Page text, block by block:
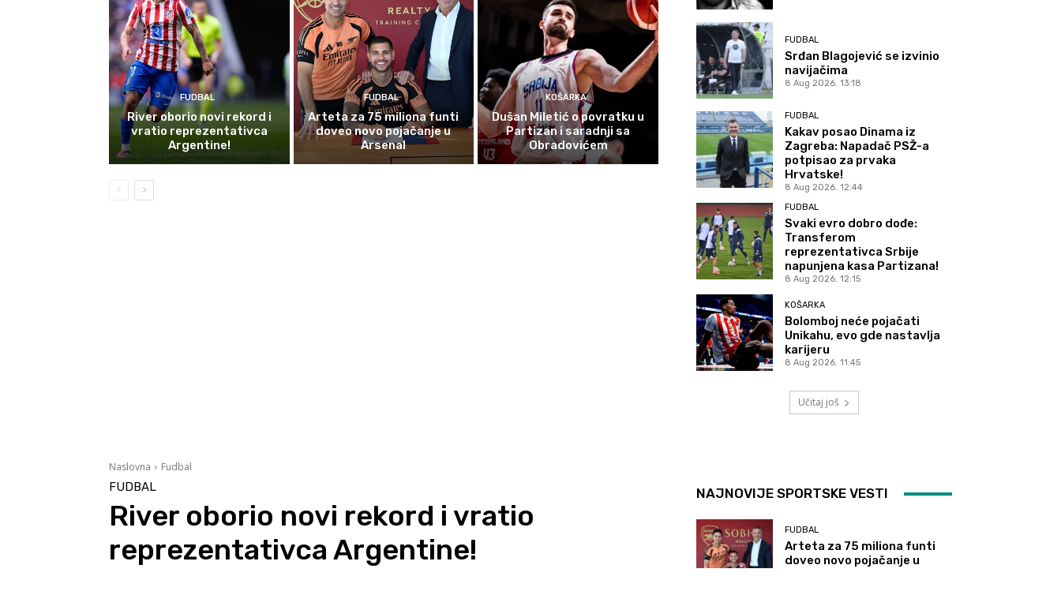
FUDBAL
River oborio novi rekord i
vratio reprezentativca
Argentine!
FUDBAL
Arteta za 75 miliona funti
doveo novo pojačanje u
Arsenal
KOŠARKA
Dušan Miletić o povratku u
Partizan i saradnji sa
Obradovićem
FUDBAL
Srđan Blagojević se izvinio
navijačima
8 Aug 2026. 13:18
FUDBAL
Kakav posao Dinama iz
Zagreba: Napadač PSŽ-a
potpisao za prvaka
Hrvatske!
8 Aug 2026. 12:44
FUDBAL
Svaki evro dobro dođe:
Transferom
reprezentativca Srbije
napunjena kasa Partizana!
8 Aug 2026. 12:15
KOŠARKA
Bolomboj neće pojačati
Unikahu, evo gde nastavlja
karijeru
8 Aug 2026. 11:45
Učitaj još